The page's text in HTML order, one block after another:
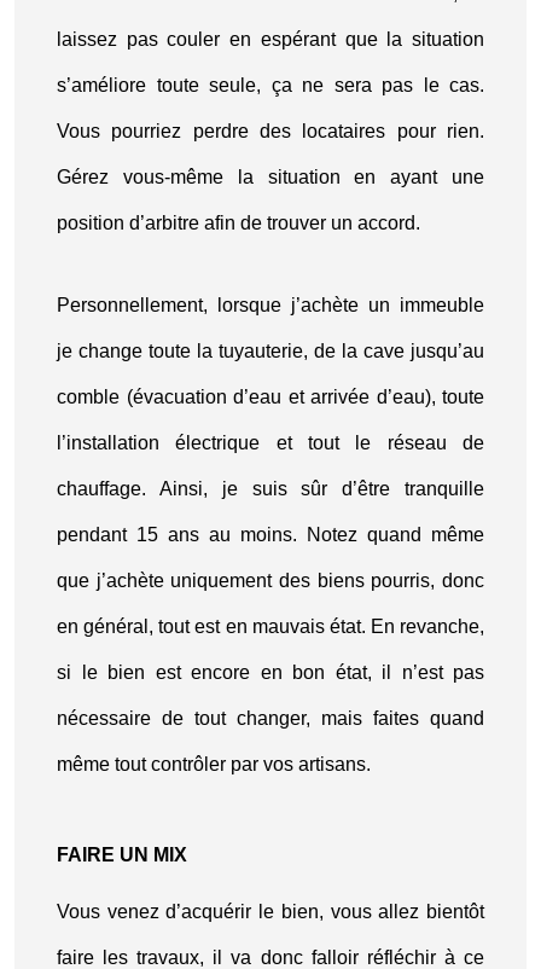
laissez pas couler en espérant que la situation
s’améliore toute seule, ça ne sera pas le cas.
Vous pourriez perdre des locataires pour rien.
Gérez vous-même la situation en ayant une
position d’arbitre afin de trouver un accord.
Personnellement, lorsque j’achète un immeuble
je change toute la tuyauterie, de la cave jusqu’au
comble (évacuation d’eau et arrivée d’eau), toute
l’installation électrique et tout le réseau de
chauffage. Ainsi, je suis sûr d’être tranquille
pendant 15 ans au moins. Notez quand même
que j’achète uniquement des biens pourris, donc
en général, tout est en mauvais état. En revanche,
si le bien est encore en bon état, il n’est pas
nécessaire de tout changer, mais faites quand
même tout contrôler par vos artisans.
FAIRE UN MIX
Vous venez d’acquérir le bien, vous allez bientôt
faire les travaux, il va donc falloir réfléchir à ce